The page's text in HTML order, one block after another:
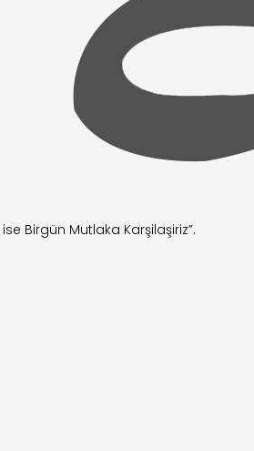
Birgün Mutlaka Karşilaşiriz”.